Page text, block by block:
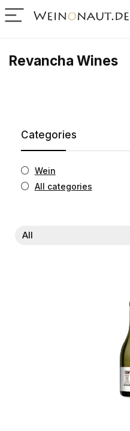
Revancha Wines
Categories
Wein
All categories
All